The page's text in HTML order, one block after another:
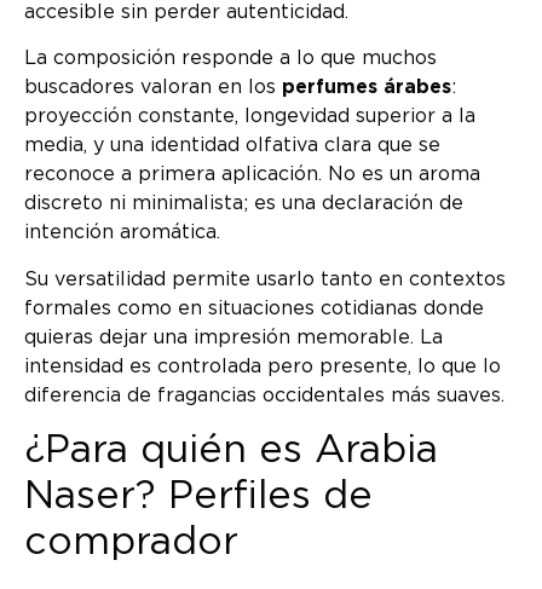
accesible sin perder autenticidad.
La composición responde a lo que muchos
buscadores valoran en los perfumes árabes:
proyección constante, longevidad superior a la
media, y una identidad olfativa clara que se
reconoce a primera aplicación. No es un aroma
discreto ni minimalista; es una declaración de
intención aromática.
Su versatilidad permite usarlo tanto en contextos
formales como en situaciones cotidianas donde
quieras dejar una impresión memorable. La
intensidad es controlada pero presente, lo que lo
diferencia de fragancias occidentales más suaves.
¿Para quién es Arabia
Naser? Perfiles de
comprador